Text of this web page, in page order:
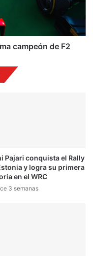
campeón de F2
Pajari conquista el Rally
y logra su primera
en el WRC
3 semanas